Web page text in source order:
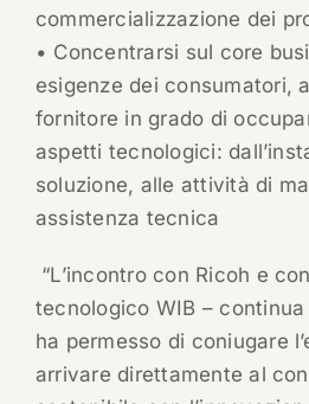
commercializzazione dei
• Concentrarsi sul core
esigenze dei consumatori,
fornitore in grado di
aspetti tecnologici:
soluzione, alle attività di
assistenza tecnica
“L’incontro con Ricoh e
tecnologico WIB –
ha permesso di coniugare
arrivare direttamente al